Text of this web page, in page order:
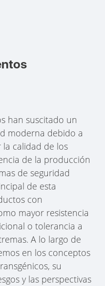
han suscitado un
moderna debido a
calidad de los
de la producción
de seguridad
de esta
con
mayor resistencia
o tolerancia a
A lo largo de
en los conceptos
su
y las perspectivas